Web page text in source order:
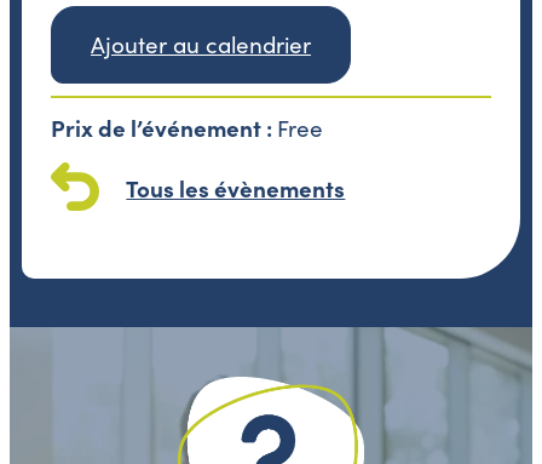
Ajouter au calendrier
Prix de l’événement : Free
Tous les évènements